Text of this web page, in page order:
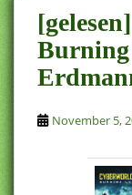
n
c
o
n
t
e
n
t
November 5,